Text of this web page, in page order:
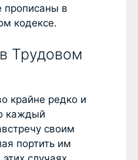
прописаны в
кодексе.
Трудовом
крайне редко и
каждый
своим
портить им